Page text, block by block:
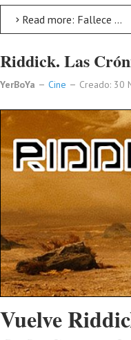
Read more: Fallece Paul Walker protagonista de Fast and Furious
Riddick. Las
YerBoYa Cine Creado: 30
Vuelve